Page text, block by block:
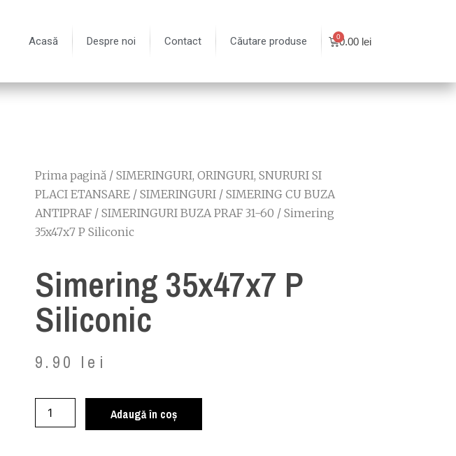
Acasă Despre noi Contact Căutare produse 0.00 lei
Prima pagină / SIMERINGURI, ORINGURI, SNURURI SI
PLACI ETANSARE / SIMERINGURI / SIMERING CU BUZA
ANTIPRAF / SIMERINGURI BUZA PRAF 31-60 / Simering
35x47x7 P Siliconic
Simering 35x47x7 P
Siliconic
9.90 lei
Adaugă în coș